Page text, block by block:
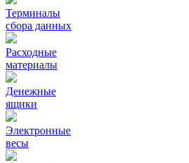
Терминалы
сбора данных
Расходные
материалы
Денежные
ящики
Электронные
весы